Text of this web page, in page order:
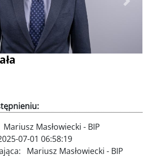
Dalej
Mariusz Masłowiecki - BIP
07-01 06:58:19
Mariusz Masłowiecki - BIP